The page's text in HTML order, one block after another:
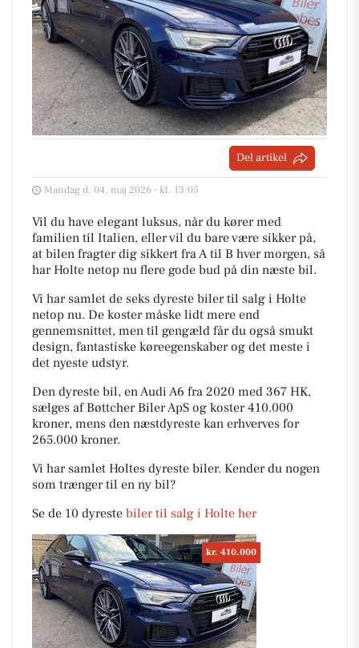
Del artikel
Mandag d. 04. maj 2026 - kl. 13:05
Vil du have elegant luksus, når du kører med
familien til Italien, eller vil du bare være sikker på,
at bilen fragter dig sikkert fra A til B hver morgen, så
har Holte netop nu flere gode bud på din næste bil.
Vi har samlet de seks dyreste biler til salg i Holte
netop nu. De koster måske lidt mere end
gennemsnittet, men til gengæld får du også smukt
design, fantastiske køreegenskaber og det meste i
det nyeste udstyr.
Den dyreste bil, en Audi A6 fra 2020 med 367 HK,
sælges af Bøttcher Biler ApS og koster 410.000
kroner, mens den næstdyreste kan erhverves for
265.000 kroner.
Vi har samlet Holtes dyreste biler. Kender du nogen
som trænger til en ny bil?
Se de 10 dyreste biler til salg i Holte her
kr. 410.000